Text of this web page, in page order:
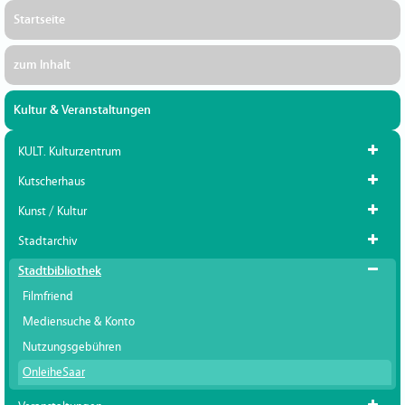
Startseite
zum Inhalt
Kultur & Veranstaltungen
KULT. Kulturzentrum
Kutscherhaus
Kunst / Kultur
Stadtarchiv
Stadtbibliothek
Filmfriend
Mediensuche & Konto
Nutzungsgebühren
OnleiheSaar